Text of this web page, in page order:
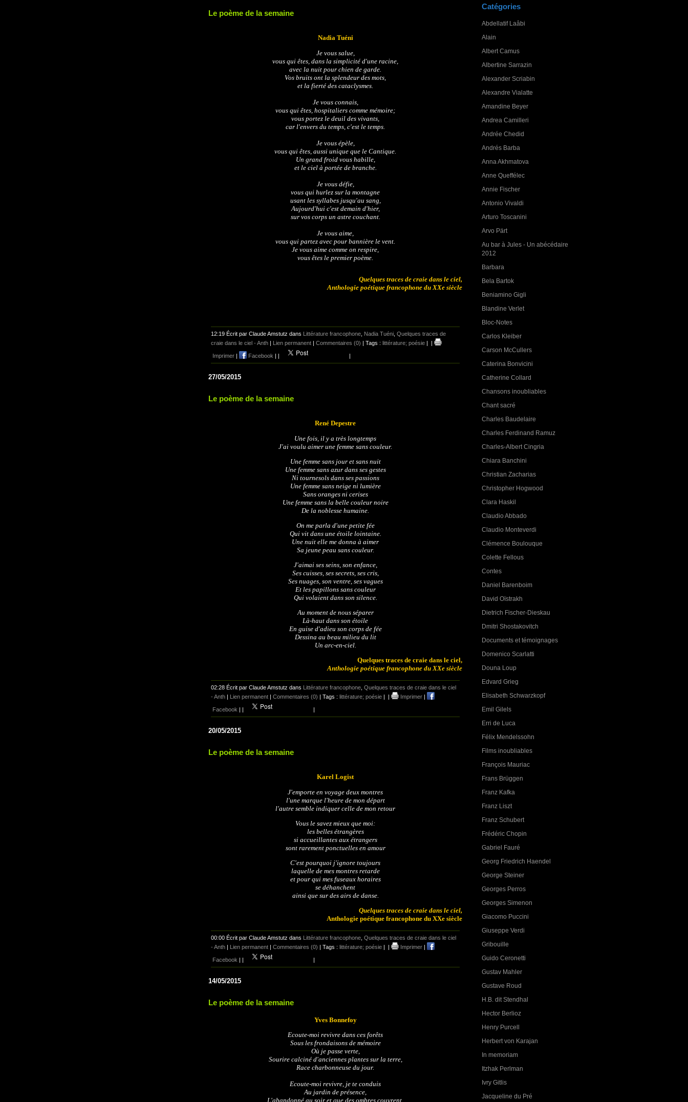
Catégories
Abdellatif Laâbi
Alain
Albert Camus
Albertine Sarrazin
Alexander Scriabin
Alexandre Vialatte
Amandine Beyer
Andrea Camilleri
Andrée Chedid
Andrés Barba
Anna Akhmatova
Anne Queffélec
Annie Fischer
Antonio Vivaldi
Arturo Toscanini
Arvo Pärt
Au bar à Jules - Un abécédaire
2012
Barbara
Bela Bartok
Beniamino Gigli
Blandine Verlet
Bloc-Notes
Carlos Kleiber
Carson McCullers
Caterina Bonvicini
Catherine Collard
Chansons inoubliables
Chant sacré
Charles Baudelaire
Charles Ferdinand Ramuz
Charles-Albert Cingria
Chiara Banchini
Christian Zacharias
Christopher Hogwood
Clara Haskil
Claudio Abbado
Claudio Monteverdi
Clémence Boulouque
Colette Fellous
Contes
Daniel Barenboim
David Oïstrakh
Dietrich Fischer-Dieskau
Dmitri Shostakovitch
Documents et témoignages
Domenico Scarlatti
Douna Loup
Edvard Grieg
Elisabeth Schwarzkopf
Emil Gilels
Erri de Luca
Félix Mendelssohn
Films inoubliables
François Mauriac
Frans Brüggen
Franz Kafka
Franz Liszt
Franz Schubert
Frédéric Chopin
Gabriel Fauré
Georg Friedrich Haendel
George Steiner
Georges Perros
Georges Simenon
Giacomo Puccini
Giuseppe Verdi
Gribouille
Guido Ceronetti
Gustav Mahler
Gustave Roud
H.B. dit Stendhal
Hector Berlioz
Henry Purcell
Herbert von Karajan
In memoriam
Itzhak Perlman
Ivry Gitlis
Jacqueline du Pré
Le poème de la semaine
Nadia Tuéni
Je vous salue,
vous qui êtes, dans la simplicité d'une racine,
avec la nuit pour chien de garde.
Vos bruits ont la splendeur des mots,
et la fierté des cataclysmes.
Je vous connais,
vous qui êtes, hospitaliers comme mémoire;
vous portez le deuil des vivants,
car l'envers du temps, c'est le temps.
Je vous épèle,
vous qui êtes, aussi unique que le Cantique.
Un grand froid vous habille,
et le ciel à portée de branche.
Je vous défie,
vous qui hurlez sur la montagne
usant les syllabes jusqu'au sang,
Aujourd'hui c'est demain d'hier,
sur vos corps un astre couchant.
Je vous aime,
vous qui partez avec pour bannière le vent.
Je vous aime comme on respire,
vous êtes le premier poème.
Quelques traces de craie dans le ciel,
Anthologie poétique francophone du XXe siècle
12:19 Écrit par Claude Amstutz dans Littérature francophone Nadia Tuéni Quelques traces de
craie dans le ciel - Anth | Lien permanent | Commentaires (0) | Tags : littérature; poésie | |
Imprimer | Facebook | | |
27/05/2015
Le poème de la semaine
René Depestre
Une fois, il y a très longtemps
J'ai voulu aimer une femme sans couleur.
Une femme sans jour et sans nuit
Une femme sans azur dans ses gestes
Ni tournesols dans ses passions
Une femme sans neige ni lumière
Sans oranges ni cerises
Une femme sans la belle couleur noire
De la noblesse humaine.
On me parla d'une petite fée
Qui vit dans une étoile lointaine.
Une nuit elle me donna à aimer
Sa jeune peau sans couleur.
J'aimai ses seins, son enfance,
Ses cuisses, ses secrets, ses cris,
Ses nuages, son ventre, ses vagues
Et les papillons sans couleur
Qui volaient dans son silence.
Au moment de nous séparer
Là-haut dans son étoile
En guise d'adieu son corps de fée
Dessina au beau milieu du lit
Un arc-en-ciel.
Quelques traces de craie dans le ciel,
Anthologie poétique francophone du XXe siècle
02:28 Écrit par Claude Amstutz dans Littérature francophone Quelques traces de craie dans le ciel
- Anth | Lien permanent | Commentaires (0) | Tags : littérature; poésie | | Imprimer |
Facebook | | |
20/05/2015
Le poème de la semaine
Karel Logist
J'emporte en voyage deux montres
l'une marque l'heure de mon départ
l'autre semble indiquer celle de mon retour
Vous le savez mieux que moi:
les belles étrangères
si accueillantes aux étrangers
sont rarement ponctuelles en amour
C'est pourquoi j'ignore toujours
laquelle de mes montres retarde
et pour qui mes fuseaux horaires
se déhanchent
ainsi que sur des airs de danse.
Quelques traces de craie dans le ciel,
Anthologie poétique francophone du XXe siècle
00:00 Écrit par Claude Amstutz dans Littérature francophone Quelques traces de craie dans le ciel
- Anth | Lien permanent | Commentaires (0) | Tags : littérature; poésie | | Imprimer |
Facebook | | |
14/05/2015
Le poème de la semaine
Yves Bonnefoy
Ecoute-moi revivre dans ces forêts
Sous les frondaisons de mémoire
Où je passe verte,
Sourire calciné d'anciennes plantes sur la terre,
Race charbonneuse du jour.
Ecoute-moi revivre, je te conduis
Au jardin de présence,
L'abandonné au soir et que des ombres couvrent,